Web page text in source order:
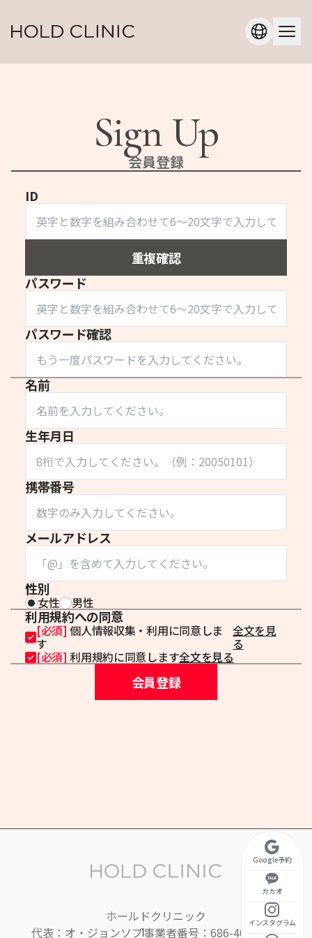
Google予約
カカオ
インスタグラム
Sign Up
会員登録
ID
重複確認
パスワード
パスワード確認
名前
生年月日
携帯番号
メールアドレス
性別
女性 男性
利用規約への同意
[必須] 個人情報収集・利用に同意しま
す
全文を見
る
[必須] 利用規約に同意します全文を見る
会員登録
ホールドクリニック
代表：オ・ジョンソプ事業者番号：686-40-01395